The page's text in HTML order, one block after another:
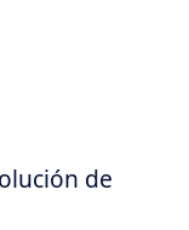
de